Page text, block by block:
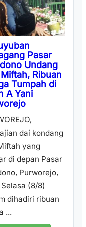
Pasar
Undang
Ribuan
Tumpah di
A Yani
dai kondang
yang
di depan Pasar
Purworejo,
(8/8)
dihadiri ribuan
...